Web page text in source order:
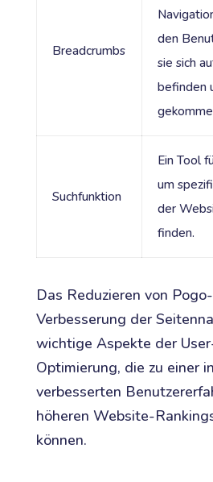
Breadcrumbs
den
sie sich
befinden
Suchfunktion
Ein Tool
um
der
finden.
Das Reduzieren von
Verbesserung der
wichtige Aspekte der
Optimierung, die zu einer
verbesserten
höheren Website-
können.